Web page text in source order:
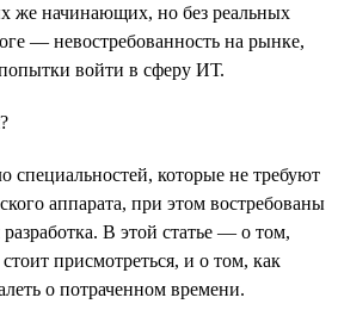
же начинающих, но без реальных
— невостребованность на рынке,
войти в сферу ИТ.
которые не требуют
аппарата, при этом востребованы
В этой статье — о том,
присмотреться, и о том, как
о потраченном времени.